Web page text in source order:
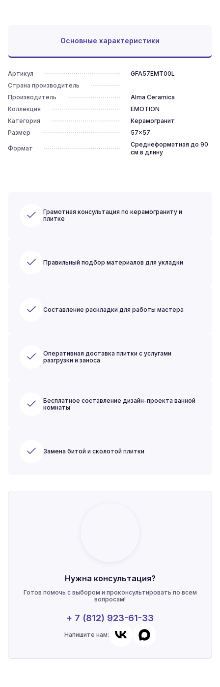
Основные характеристики
Артикул
GFA57EMT00L
Страна производитель
Производитель
Alma Ceramica
Коллекция
EMOTION
Категория
Керамогранит
Размер
57x57
Формат
Среднеформатная до 90
см в длину
Грамотная консультация по керамограниту и
плитке
Правильный подбор материалов для укладки
Составление раскладки для работы мастера
Оперативная доставка плитки с услугами
разгрузки и заноса
Бесплатное составление дизайн-проекта ванной
комнаты
Замена битой и сколотой плитки
Нужна консультация?
Готов помочь с выбором и проконсультировать по всем
вопросам!
+ 7 (812) 923-61-33
Напишите нам: